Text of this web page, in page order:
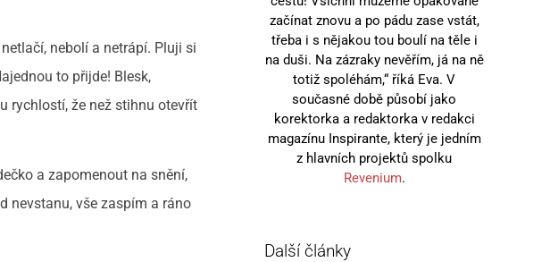
nebolí a netrápí. Pluji si
to přijde! Blesk,
rychlostí, že než stihnu otevřít
a zapomenout na snění,
nevstanu, vše zaspím a ráno
začínat znovu a po pádu zase vstát,
třeba i s nějakou tou boulí na těle i
na duši. Na zázraky nevěřím, já na ně
totiž spoléhám,“ říká Eva. V
současné době působí jako
korektorka a redaktorka v redakci
magazínu Inspirante, který je jedním
z hlavních projektů spolku
Revenium.
Další články